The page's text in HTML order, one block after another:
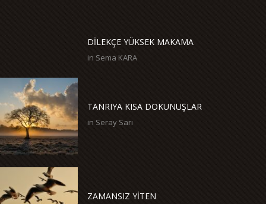
DİLEKÇE YÜKSEK MAKAMA
in Sema KARA
TANRIYA KISA DOKUNUŞLAR
in Seray Sarı
ZAMANSIZ YİTEN